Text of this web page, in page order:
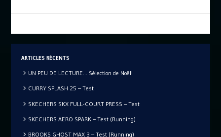
ARTICLES RÉCENTS
UN PEU DE LECTURE… Sélection de Noël!
CURRY SPLASH 25 – Test
SKECHERS SKX FULL-COURT PRESS – Test
SKECHERS AERO SPARK – Test (Running)
BROOKS GHOST MAX 3 – Test (Running)